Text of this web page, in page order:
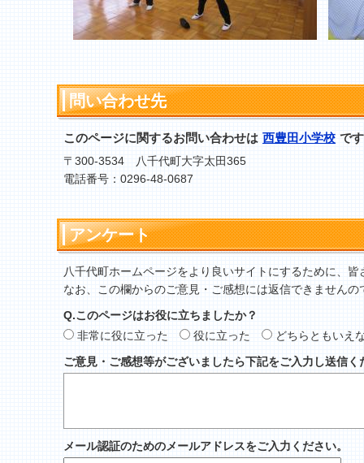
問い合わせ先
このページに関するお問い合わせは 西豊田小学校 で
〒300-3534 八千代町大字太田365
電話番号：0296-48-0687
アンケート
八千代町ホームページをより良いサイトにするために、
なお、この欄からのご意見・ご感想には返信できませんの
Q.このページはお役に立ちましたか？
非常に役に立った
役に立った
どちらともいえ
ご意見・ご感想等がございましたら下記をご入力し送信く
メール認証のためのメールアドレスをご入力ください。